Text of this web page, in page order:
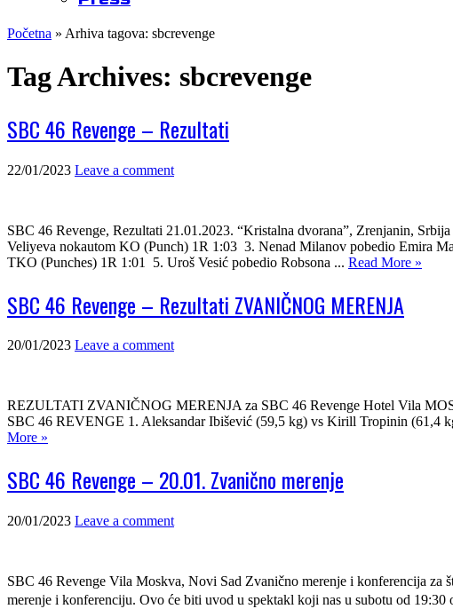
Početna » Arhiva tagova: sbcrevenge
Tag Archives: sbcrevenge
SBC 46 Revenge – Rezultati
22/01/2023 Leave a comment
SBC 46 Revenge, Rezultati 21.01.2023. “Kristalna dvorana”, Zrenjanin,
Veliyeva nokautom KO (Punch) 1R 1:03 3. Nenad Milanov pobedio Emira
TKO (Punches) 1R 1:01 5. Uroš Vesić pobedio Robsona ... Read More »
SBC 46 Revenge – Rezultati ZVANIČNOG MERENJA
20/01/2023 Leave a comment
REZULTATI ZVANIČNOG MERENJA za SBC 46 Revenge Hotel Vila
SBC 46 REVENGE 1. Aleksandar Ibišević (59,5 kg) vs Kirill Tropinin (61,4
More »
SBC 46 Revenge – 20.01. Zvanično merenje
20/01/2023 Leave a comment
SBC 46 Revenge Vila Moskva, Novi Sad Zvanično merenje i konferencija
merenje i konferenciju. Ovo će biti uvod u spektakl koji nas u subotu od